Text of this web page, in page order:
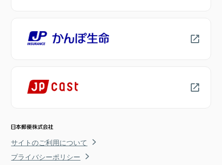
サイトのご利用について
プライバシーポリシー